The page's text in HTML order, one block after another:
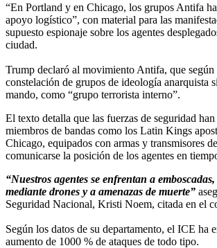
“En Portland y en Chicago, los grupos Antifa
apoyo logístico”, con material para las
supuesto espionaje sobre los agentes
ciudad.
Trump declaró al movimiento Antifa, que según
constelación de grupos de ideología anarquista
mando, como “grupo terrorista interno”.
El texto detalla que las fuerzas de seguridad han
miembros de bandas como los Latin Kings
Chicago, equipados con armas y transmisores
comunicarse la posición de los agentes en
“Nuestros agentes se enfrentan a
mediante drones y a amenazas de muerte”
Seguridad Nacional, Kristi Noem, citada en el
Según los datos de su departamento, el ICE ha
aumento de 1000 % de ataques de todo tipo.